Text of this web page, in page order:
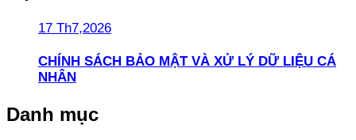
17 Th7,2026
CHÍNH SÁCH BẢO MẬT VÀ XỬ LÝ DỮ LIỆU CÁ
NHÂN
Danh mục